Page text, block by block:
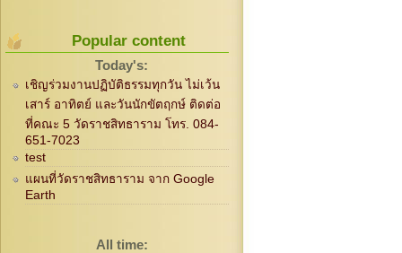
Popular content
Today's:
เชิญร่วมงานปฏิบัติธรรมทุกวัน ไม่เว้น
เสาร์ อาทิตย์ และวันนักขัตฤกษ์ ติดต่อ
ที่คณะ 5 วัดราชสิทธาราม โทร. 084-
651-7023
test
แผนที่วัดราชสิทธาราม จาก Google
Earth
All time: